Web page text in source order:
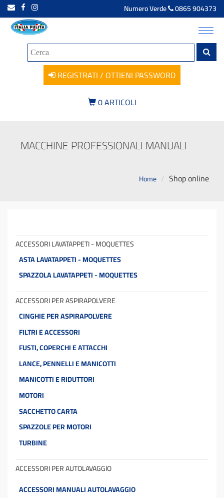
Numero Verde 0865 904373
REGISTRATI / OTTIENI PASSWORD
0ARTICOLI
MACCHINE PROFESSIONALI MANUALI
Home Shop online
ACCESSORI LAVATAPPETI - MOQUETTES
ASTA LAVATAPPETI - MOQUETTES
SPAZZOLA LAVATAPPETI - MOQUETTES
ACCESSORI PER ASPIRAPOLVERE
CINGHIE PER ASPIRAPOLVERE
FILTRI E ACCESSORI
FUSTI, COPERCHI E ATTACCHI
LANCE, PENNELLI E MANICOTTI
MANICOTTI E RIDUTTORI
MOTORI
SACCHETTO CARTA
SPAZZOLE PER MOTORI
TURBINE
ACCESSORI PER AUTOLAVAGGIO
ACCESSORI MANUALI AUTOLAVAGGIO